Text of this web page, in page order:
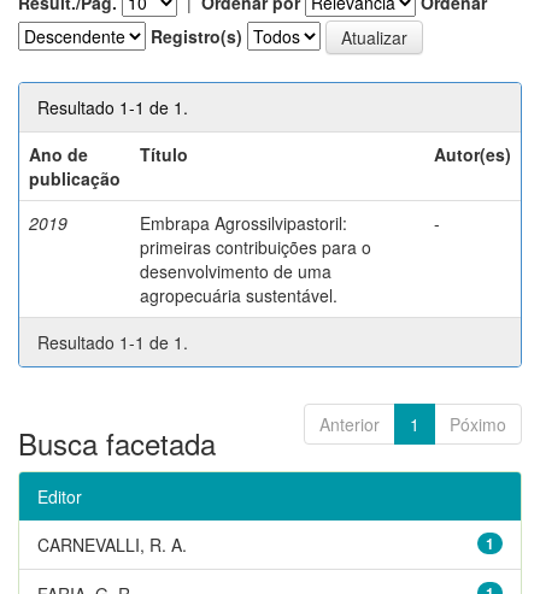
Registro(s)
Resultado 1-1 de 1.
Ano de
publicação
Título Autor(es)
2019
Embrapa Agrossilvipastoril:
primeiras contribuições para o
desenvolvimento de uma
agropecuária sustentável.
-
Resultado 1-1 de 1.
Anterior 1 Póximo
Busca facetada
Editor
1
CARNEVALLI, R. A.